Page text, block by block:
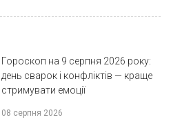
Гороскоп на 9 серпня 2026 року:
день сварок і конфліктів — краще
стримувати емоції
08 серпня 2026